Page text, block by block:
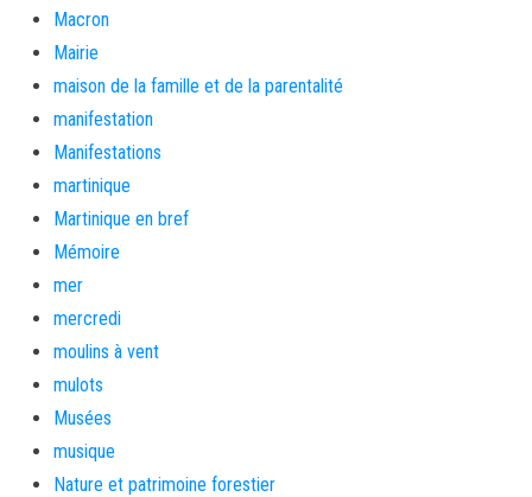
Macron
Mairie
maison de la famille et de la parentalité
manifestation
Manifestations
martinique
Martinique en bref
Mémoire
mer
mercredi
moulins à vent
mulots
Musées
musique
Nature et patrimoine forestier